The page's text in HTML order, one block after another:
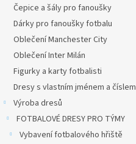
Čepice a šály pro fanoušky
Dárky pro fanoušky fotbalu
Oblečení Manchester City
Oblečení Inter Milán
Figurky a karty fotbalisti
Dresy s vlastním jménem a číslem
Výroba dresů
FOTBALOVÉ DRESY PRO TÝMY
Vybavení fotbalového hřiště